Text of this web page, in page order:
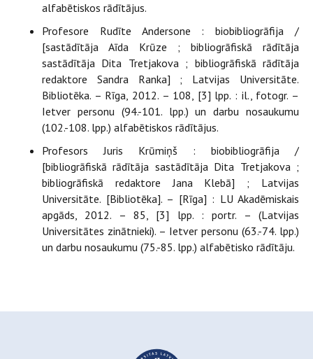
alfabētiskos rādītājus.
Profesore Rudīte Andersone : biobibliogrāfija /
[sastādītāja Aīda Krūze ; bibliogrāfiskā rādītāja
sastādītāja Dita Tretjakova ; bibliogrāfiskā rādītāja
redaktore Sandra Ranka] ; Latvijas Universitāte.
Bibliotēka. – Rīga, 2012. – 108, [3] lpp. : il., fotogr. –
Ietver personu (94.-101. lpp.) un darbu nosaukumu
(102.-108. lpp.) alfabētiskos rādītājus.
Profesors Juris Krūmiņš : biobibliogrāfija /
[bibliogrāfiskā rādītāja sastādītāja Dita Tretjakova ;
bibliogrāfiskā redaktore Jana Klebā] ; Latvijas
Universitāte. [Bibliotēka]. – [Rīga] : LU Akadēmiskais
apgāds, 2012. – 85, [3] lpp. : portr. – (Latvijas
Universitātes zinātnieki). – Ietver personu (63.-74. lpp.)
un darbu nosaukumu (75.-85. lpp.) alfabētisko rādītāju.